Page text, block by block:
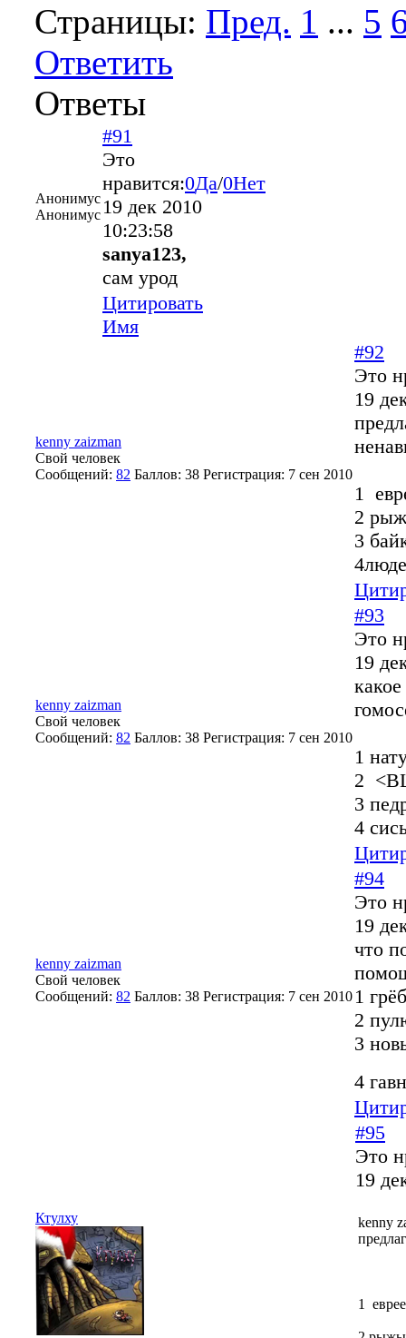
Страницы: Пред. 1 ... 5
Ответить
Ответы
Анонимус
Анонимус
#91
Это
нравится:0Да/0Нет
19 дек 2010
10:23:58
sanya123,
сам урод
Цитировать
Имя
kenny zaizman
Свой человек
Сообщений: 82 Баллов: 38 Регистрация: 7 сен 2010
#92
Это
19
1
2
3
kenny zaizman
Свой человек
Сообщений: 82 Баллов: 38 Регистрация: 7 сен 2010
#93
Это
19
1
2
3
4
kenny zaizman
Свой человек
Сообщений: 82 Баллов: 38 Регистрация: 7 сен 2010
#94
Это
19
что
1
2
3
4
Ктулху
#95
Это
19
kenny
1